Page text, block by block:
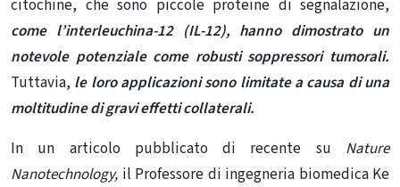
citochine, che sono piccole proteine ​​di segnalazione,
come l’interleuchina-12 (IL-12), hanno dimostrato un
notevole potenziale come robusti soppressori tumorali.
Tuttavia, le loro applicazioni sono limitate a causa di una
moltitudine di gravi effetti collaterali.
In un articolo pubblicato di recente su Nature
Nanotechnology, il Professore di ingegneria biomedica Ke